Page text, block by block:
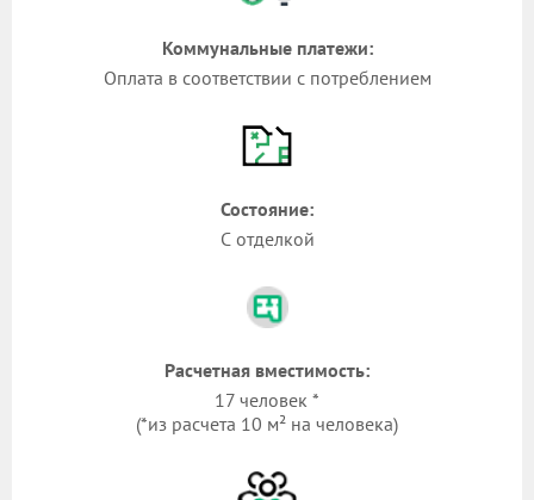
Коммунальные платежи:
Оплата в соответствии с потреблением
Состояние:
С отделкой
Расчетная вместимость:
17 человек *
(*из расчета 10 м² на человека)